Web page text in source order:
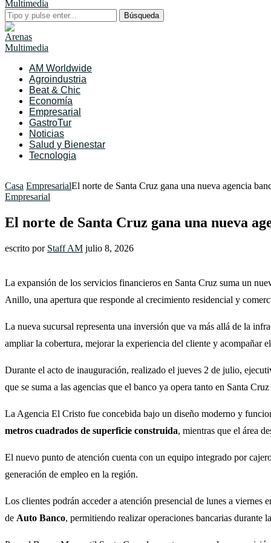
Búsqueda
AM Worldwide
Agroindustria
Beat & Chic
Economía
Empresarial
GastroTur
Noticias
Salud y Bienestar
Tecnologia
Casa EmpresarialEl norte de Santa Cruz gana una nueva agencia
Empresarial
El norte de Santa Cruz gana una nueva
escrito por Staff AM julio 8, 2026
La expansión de los servicios financieros en Santa Cruz suma un
Anillo, una apertura que responde al crecimiento residencial y
La nueva sucursal representa una inversión que va más allá de la
ampliar la cobertura, mejorar la experiencia del cliente y acompañar
Durante el acto de inauguración, realizado el jueves 2 de julio,
que se suma a las agencias que el banco ya opera tanto en Santa
La Agencia El Cristo fue concebida bajo un diseño moderno y
metros cuadrados de superficie construida, mientras que el área
El nuevo punto de atención cuenta con un equipo integrado por
generación de empleo en la región.
Los clientes podrán acceder a atención presencial de lunes a viernes
de Auto Banco, permitiendo realizar operaciones bancarias durante